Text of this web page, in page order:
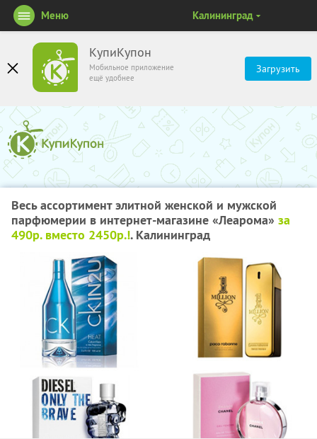
КупиКупон
Мобильное приложение
ещё удобнее
Загрузить
Меню Калининград
Весь ассортимент элитной женской и мужской
парфюмерии в интернет-магазине «Леарома» за
490р. вместо 2450р.!. Калининград